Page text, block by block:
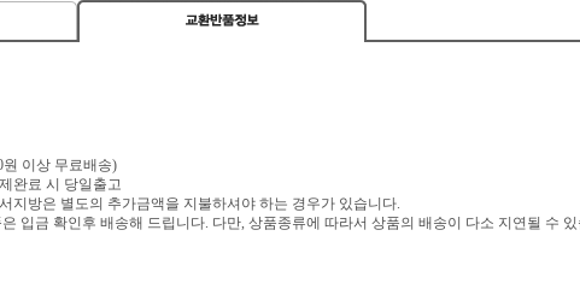
원 이상 무료배송)
완료 시 당일출고
지방은 별도의 추가금액을 지불하셔야 하는 경우가 있습니다.
입금 확인후 배송해 드립니다. 다만, 상품종류에 따라서 상품의 배송이 다소 지연될 수 있